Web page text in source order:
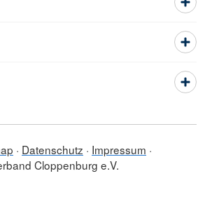
Datenschutz
Impressum
Cloppenburg e.V.